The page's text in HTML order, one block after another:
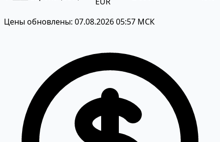
Цены обновлены: 07.08.2026 05:57 МСК